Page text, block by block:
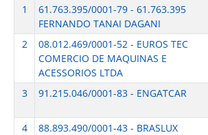
1
61.763.395/0001-79 - 61.763.395
FERNANDO TANAI DAGANI
2
08.012.469/0001-52 - EUROS TEC
COMERCIO DE MAQUINAS E
ACESSORIOS LTDA
3 91.215.046/0001-83 - ENGATCAR
4
88.893.490/0001-43 - BRASLUX